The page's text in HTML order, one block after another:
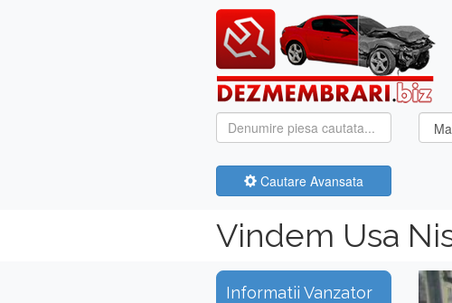
Cautare Avansata
Vindem Usa
Informatii Vanzator